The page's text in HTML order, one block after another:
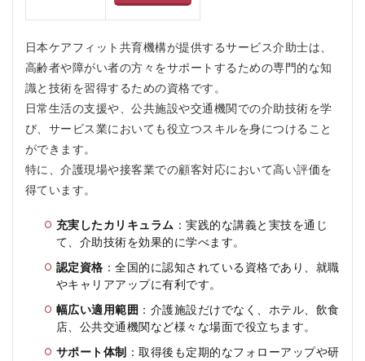
ス
介
助
士
を
す
し
な
人
サ
ス
士
日本ケアフィット共育機構が提供するサービス介助士は、
高齢者や障がい者の方々をサポートするための専門的な知
識と技術を習得するための資格です。
日常生活の支援や、公共施設や交通機関での介助技術を学
び、サービス業においても役立つスキルを身につけること
ができます。
特に、介護現場や接客業での顧客対応において高い評価を
得ています。
充実したカリキュラム ：実践的な講義と実技を通じ
て、介助技術を効果的に学べます。
認定資格 ：全国的に認知されている資格であり、就職
やキャリアアップに有利です。
幅広い適用範囲 ：介護施設だけでなく、ホテル、飲食
店、公共交通機関など様々な場面で役立ちます。
サポート体制 ：取得後も定期的なフォローアップや研